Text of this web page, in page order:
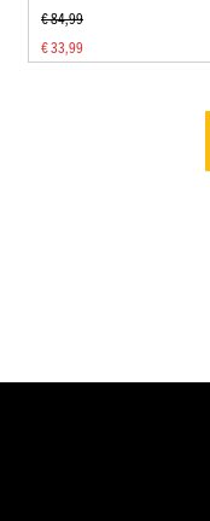
€ 84,99
€ 33,99